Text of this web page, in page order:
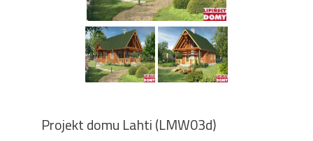
Projekt domu Lahti (LMW03d)